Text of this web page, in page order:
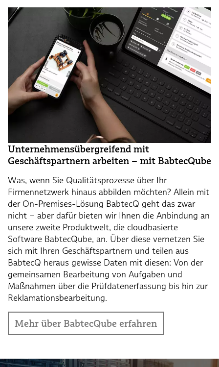
Unternehmensübergreifend mit
Geschäftspartnern arbeiten – mit BabtecQube
Was, wenn Sie Qualitätsprozesse über Ihr
Firmennetzwerk hinaus abbilden möchten? Allein mit
der On-Premises-Lösung BabtecQ geht das zwar
nicht – aber dafür bieten wir Ihnen die Anbindung an
unsere zweite Produktwelt, die cloudbasierte
Software BabtecQube, an. Über diese vernetzen Sie
sich mit Ihren Geschäftspartnern und teilen aus
BabtecQ heraus gewisse Daten mit diesen: Von der
gemeinsamen Bearbeitung von Aufgaben und
Maßnahmen über die Prüfdatenerfassung bis hin zur
Reklamationsbearbeitung.
Mehr über BabtecQube erfahren